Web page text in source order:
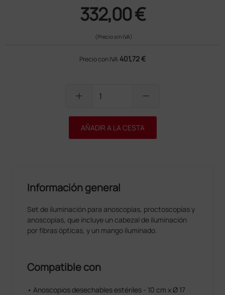
332,00 €
(Precio sin IVA)
Precio con IVA 401,72 €
add remove
AÑADIR A LA CESTA
Información general
Set de iluminación para anoscopías, proctoscopías y
anoscopías, que incluye un cabezal de iluminación
por fibras ópticas, y un mango iluminado.
Compatible con
• Anoscopios desechables estériles - 10 cm x Ø 17